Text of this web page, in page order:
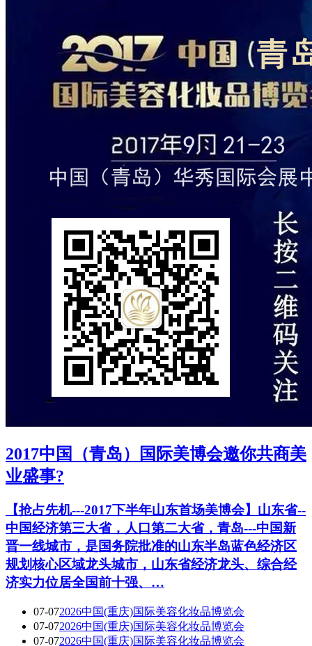
2017中国（青岛）国际美博会邀你共商美
业盛事?
【抢占先机---2017下半年山东首场美博会】山东省--
中国经济第三大省，人口第二大省，青岛---中国新
晋一线城市，是国务院批准的山东半岛蓝色经济区
规划核心区域龙头城市，山东省经济龙头、综合经
济实力位居全国前十强、…
07-072026中国(重庆)国际美容化妆品博览会
07-072026中国(重庆)国际美容化妆品博览会
07-072026中国(重庆)国际美容化妆品博览会